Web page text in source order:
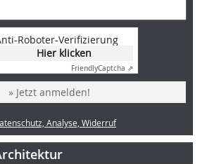
Roboter-Verifizierung
Hier klicken
FriendlyCaptcha ⇗
» Jetzt anmelden!
Analyse, Widerruf